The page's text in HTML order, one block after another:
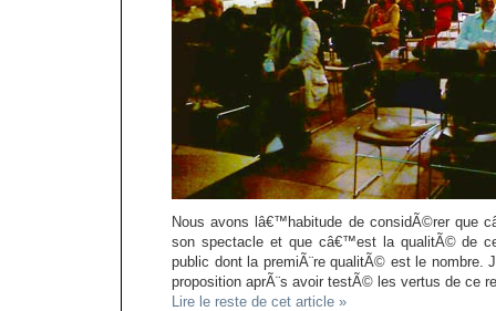
Nous avons lâ€™habitude de considÃ©rer que
son spectacle et que câ€™est la qualitÃ© de
public dont la premiÃ¨re qualitÃ© est le nombre.
proposition aprÃ¨s avoir testÃ© les vertus de ce
Lire le reste de cet article »